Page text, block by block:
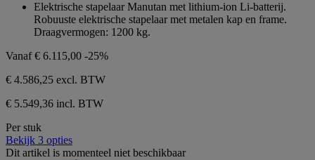
sterren.
Elektrische stapelaar Manutan met lithium-ion Li-batterij.
Robuuste elektrische stapelaar met metalen kap en frame.
Draagvermogen: 1200 kg.
Vanaf€ 6.115,00 -25%
€ 4.586,25 excl. BTW
€ 5.549,36 incl. BTW
Per stuk
Bekijk 3 opties
Dit artikel is momenteel niet beschikbaar